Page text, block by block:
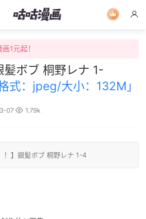
身会员享受全站免费体验！
身会员享受全站免费体验！
髪ボブ 桐野レナ 1-
格式：jpeg/大小：132M」
07 1.79k
！】銀髪ボブ 桐野レナ 1-4